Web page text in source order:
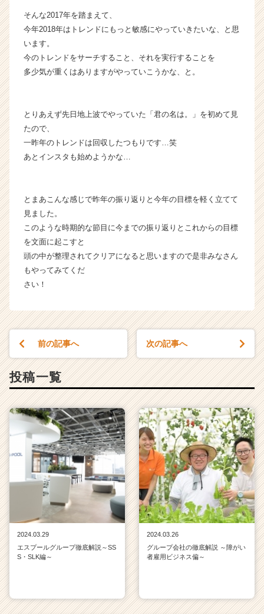
そんな2017年を踏まえて、
今年2018年はトレンドにもっと敏感にやっていきたいな、と思
います。
今のトレンドをサーチすること、それを実行することを
多少気が重くはありますがやっていこうかな、と。
とりあえず先日地上波でやっていた「君の名は。」を初めて見
たので、
一昨年のトレンドは回収したつもりです…笑
あとインスタも始めようかな…
とまあこんな感じで昨年の振り返りと今年の目標を軽く立てて
見ました。
このような時期的な節目に今までの振り返りとこれからの目標
を文面に起こすと
頭の中が整理されてクリアになると思いますので是非みなさん
もやってみてくだ
さい！
前の記事へ 次の記事へ
投稿一覧
2024.03.29
エスプールグループ徹底解説～SS
S・SLK編～
2024.03.26
グループ会社の徹底解説 ～障がい
者雇用ビジネス偏～